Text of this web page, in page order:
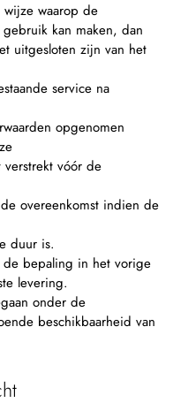
waarop de
kan maken, dan
uitgesloten zijn van het
service na
opgenomen
verstrekt vóór de
overeenkomst indien de
duur is.
de bepaling in het vorige
levering.
onder de
beschikbaarheid van